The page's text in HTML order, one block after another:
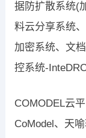
据防扩散系统(
料云分享系统
加密系统、文
控系统-
COMODEL云
CoModel、天